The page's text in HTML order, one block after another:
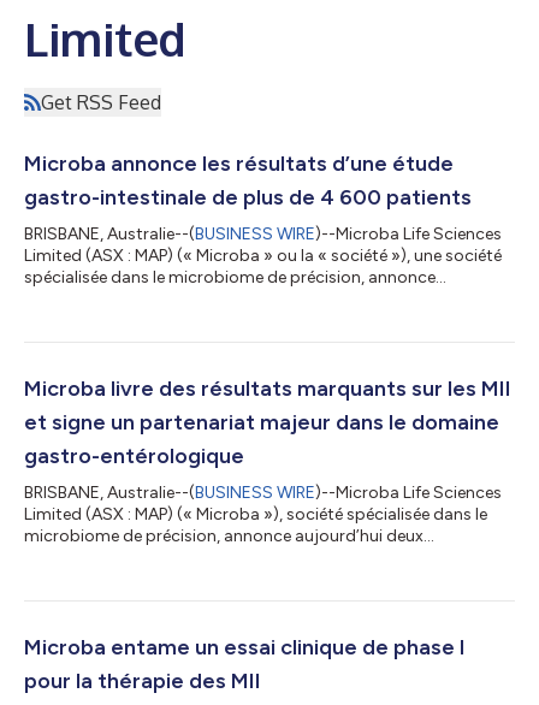
Limited
Get RSS Feed
Microba annonce les résultats d’une étude
gastro-intestinale de plus de 4 600 patients
BRISBANE, Australie--(BUSINESS WIRE)--Microba Life Sciences
Limited (ASX : MAP) (« Microba » ou la « société »), une société
spécialisée dans le microbiome de précision, annonce
pour l’évaluation et la gestion des troubles gastro-intestinaux
chronique, les ballonnements, la constipation ou la diarrhée.
Microba livre des résultats marquants sur les MII
et signe un partenariat majeur dans le domaine
gastro-entérologique
BRISBANE, Australie--(BUSINESS WIRE)--Microba Life Sciences
Limited (ASX : MAP) (« Microba »), société spécialisée dans le
microbiome de précision, annonce aujourd’hui deux
pathogènes gastro-intestinaux et la signature d’un partenariat
en propriété exclusive, Integrated Gut Health, l’un des
Microba entame un essai clinique de phase I
pour la thérapie des MII